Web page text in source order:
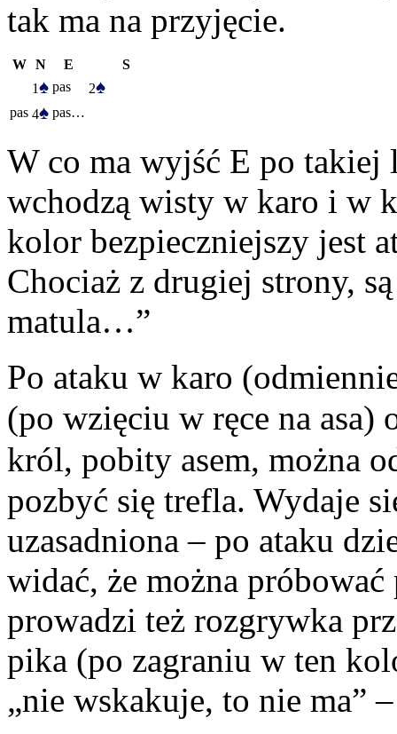
tak ma na przyjęcie.
W N E
S
1♠ pas 2♠
pas 4♠ pas…
W co ma wyjść E po takiej
wchodzą wisty w karo i w
kolor bezpieczniejszy jest
Chociaż z drugiej strony,
matula…”
Po ataku w karo
(po wzięciu w ręce na asa)
król, pobity asem, można
pozbyć się trefla. Wydaje
uzasadniona – po ataku
widać, że można
prowadzi też rozgrywka
pika (po zagraniu w ten
„nie wskakuje, to nie ma”